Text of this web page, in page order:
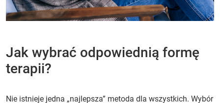
Jak wybrać odpowiednią formę
terapii?
Nie istnieje jedna „najlepsza” metoda dla wszystkich. Wybór